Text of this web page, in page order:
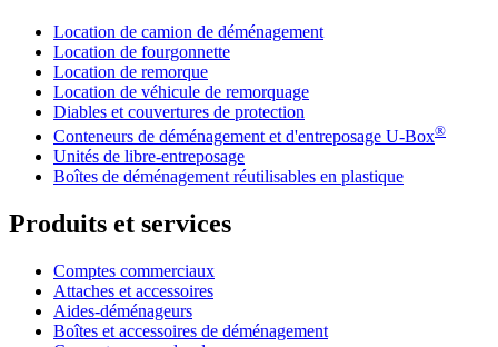
Location de camion de déménagement
Location de fourgonnette
Location de remorque
Location de véhicule de remorquage
Diables et couvertures de protection
Conteneurs de déménagement et d'entreposage U-Box®
Unités de libre-entreposage
Boîtes de déménagement réutilisables en plastique
Produits et services
Comptes commerciaux
Attaches et accessoires
Aides-déménageurs
Boîtes et accessoires de déménagement